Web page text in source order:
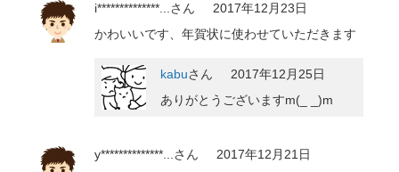
i**************...さん
2017年12月23日
かわいいです、年賀状に使わせていただきます
kabuさん
2017年12月25日
ありがとうございますm(_ _)m
y**************...さん
2017年12月21日